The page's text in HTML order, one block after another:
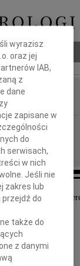
wiadomość o
wyrazisz
oraz jej
IAB,
z
dane
zapisane w
do
serwisach,
w nich
Jeśli nie
zakres lub
do
także do
z danymi